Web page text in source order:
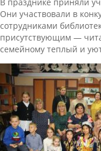
Они участвовали в
сотрудниками
присутствующим —
семейному теплый и